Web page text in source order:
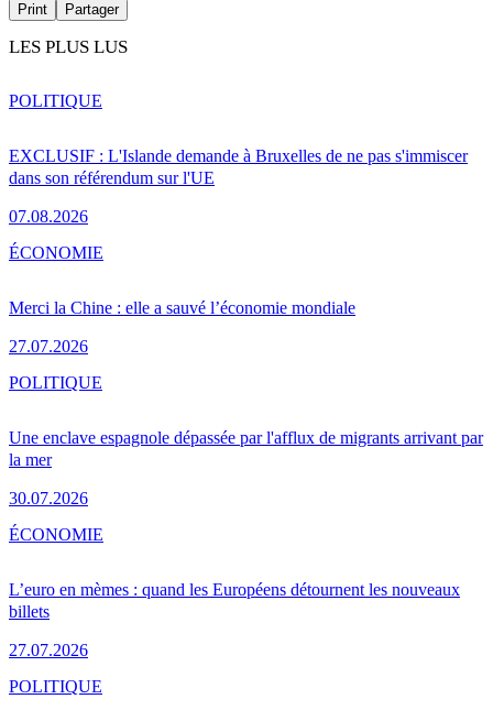
Print Partager
LES PLUS LUS
EXCLUSIF : L'Islande demande à Bruxelles de ne pas s'immiscer
dans son référendum sur l'UE
07.08.2026
POLITIQUE
Merci la Chine : elle a sauvé l’économie mondiale
27.07.2026
ÉCONOMIE
Une enclave espagnole dépassée par l'afflux de migrants arrivant par
la mer
30.07.2026
POLITIQUE
L’euro en mèmes : quand les Européens détournent les nouveaux
billets
27.07.2026
ÉCONOMIE
POLITIQUE